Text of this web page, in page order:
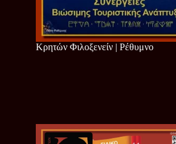
Κρητών Φιλοξενείν | Ρέθυμνο